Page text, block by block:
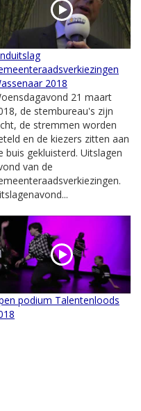
2018
21 maart
de stembureau's zijn
de stremmen worden
en de kiezers zitten aan
buis gekluisterd. Uitslagen
van de
podium Talentenloods